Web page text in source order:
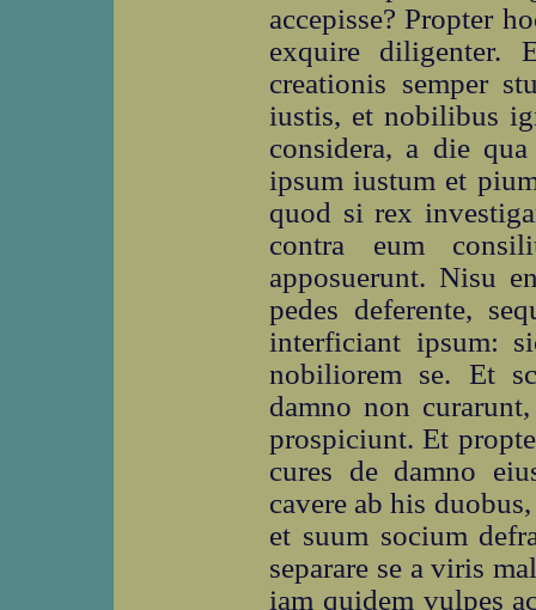
accepisse? Propter
exquire diligenter.
creationis semper
iustis, et nobilibus
considera, a die
ipsum iustum et
quod si rex
contra eum
apposuerunt. Nisu
pedes deferente,
interficiant ipsum:
nobiliorem se. Et
damno non
prospiciunt. Et
cures de damno
cavere ab his
et suum socium
separare se a viris
iam quidem vulpes